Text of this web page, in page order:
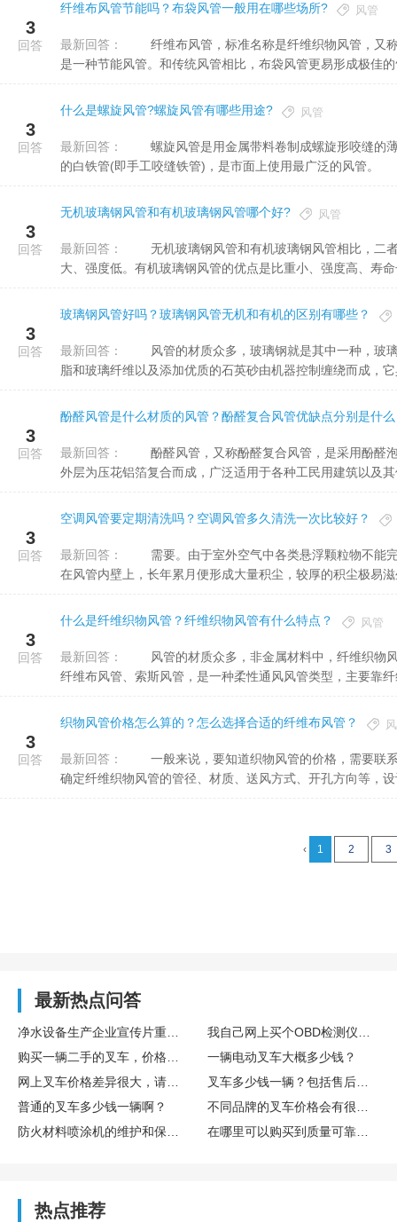
3
回答
纤维布风管节能吗？布袋风管一般用在哪些场所? 风管
最新回答：
是一种节能风管。和传统风管相比，布袋风管更易形成极佳
3
回答
什么是螺旋风管?螺旋风管有哪些用途? 风管
最新回答：
的白铁管(即手工咬缝铁管)，是市面上使用最广泛的风管。
3
回答
无机玻璃钢风管和有机玻璃钢风管哪个好? 风管
最新回答：
大、强度低。有机玻璃钢风管的优点是比重小、强度高、寿
3
回答
玻璃钢风管好吗？玻璃钢风管无机和有机的区别有哪些？
最新回答：
脂和玻璃纤维以及添加优质的石英砂由机器控制缠绕而成，
3
回答
酚醛风管是什么材质的风管？酚醛复合风管优缺点分别是什
最新回答：
外层为压花铝箔复合而成，广泛适用于各种工民用建筑以及
3
回答
空调风管要定期清洗吗？空调风管多久清洗一次比较好？
最新回答：
在风管内壁上，长年累月便形成大量积尘，较厚的积尘极易
3
回答
什么是纤维织物风管？纤维织物风管有什么特点？ 风管
最新回答：
纤维布风管、索斯风管，是一种柔性通风风管类型，主要靠
3
回答
织物风管价格怎么算的？怎么选择合适的纤维布风管？
最新回答：
确定纤维织物风管的管径、材质、送风方式、开孔方向等，
‹ 1 2 3
最新热点问答
一辆电动叉车大概多少钱？
普通的叉车多少钱一辆啊？
热点推荐